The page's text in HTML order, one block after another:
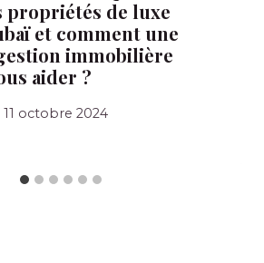
propriétés de luxe
et comment une
immobilière
aider ?
11 octobre 2024